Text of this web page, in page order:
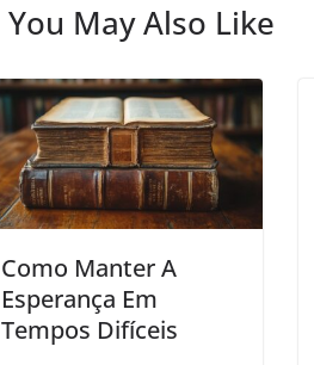
You May Also Like
Como Manter A
Esperança Em
Tempos Difíceis